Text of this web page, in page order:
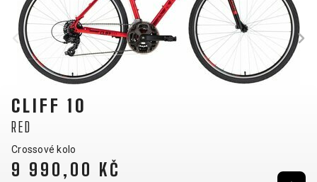
CLIFF 10
RED
Crossové kolo
9 990,00 KČ